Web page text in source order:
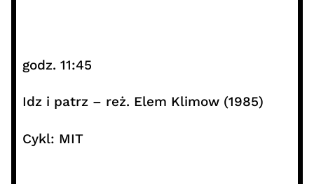
godz. 11:45
Idz i patrz – reż. Elem Klimow (1985)
Cykl: MIT